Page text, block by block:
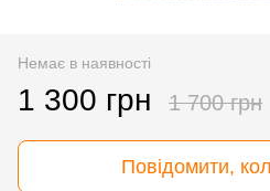
Немає в наявності
1 300 грн 1 700 грн
Повідомити,